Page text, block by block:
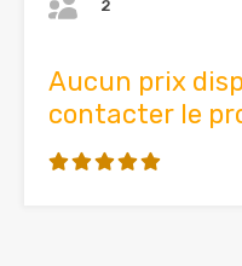
2
Aucun prix
contacter le